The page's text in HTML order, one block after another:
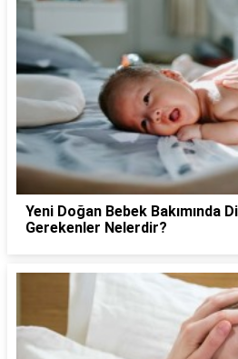
Yeni Doğan Bebek Bakımında
Gerekenler Nelerdir?